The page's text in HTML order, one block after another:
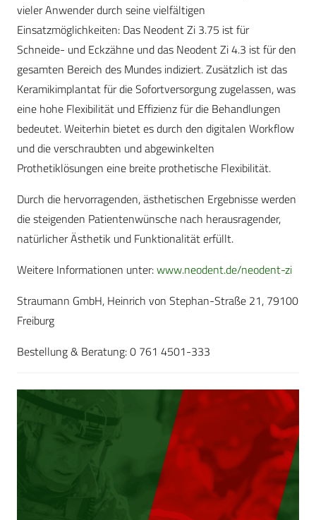
vieler Anwender durch seine vielfältigen
Einsatzmöglichkeiten: Das Neodent Zi 3.75 ist für
Schneide- und Eckzähne und das Neodent Zi 4.3 ist für den
gesamten Bereich des Mundes indiziert. Zusätzlich ist das
Keramikimplantat für die Sofortversorgung zugelassen, was
eine hohe Flexibilität und Effizienz für die Behandlungen
bedeutet. Weiterhin bietet es durch den digitalen Workflow
und die verschraubten und abgewinkelten
Prothetiklösungen eine breite prothetische Flexibilität.
Durch die hervorragenden, ästhetischen Ergebnisse werden
die steigenden Patientenwünsche nach herausragender,
natürlicher Ästhetik und Funktionalität erfüllt.
Weitere Informationen unter:www.neodent.de/neodent-zi
Straumann GmbH, Heinrich von Stephan-Straße 21, 79100
Freiburg
Bestellung & Beratung: 0 761 4501-333